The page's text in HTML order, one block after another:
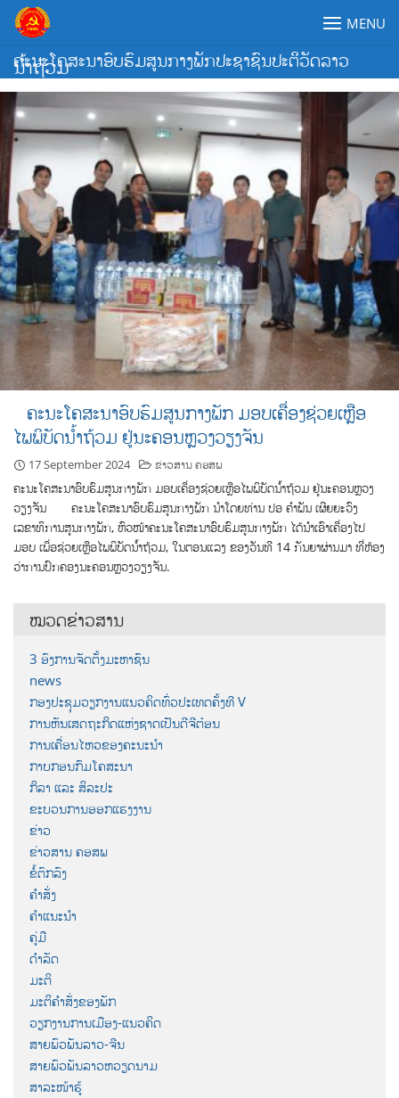
Skip
content
ຄະນະໂຄສະນາອົບຮົມສູນກາງພັກປະຊາຊົນປະຕິວັດລາວ
MENU
ນ້ຳຖ້ວມ
ຄະນະໂຄສະນາອົບຮົມສູນກາງພັກ ມອບເຄື່ອງຊ່ວຍເຫຼືອ
ໄພພິບັດນໍ້າຖ້ວມ ຢູ່ນະຄອນຫຼວງວຽງຈັນ
17 September 2024 ຂ່າວສານ ຄອສພ
ຄະນະໂຄສະນາອົບຮົມສູນກາງພັກ ມອບເຄື່ອງຊ່ວຍເຫຼືອໄພພິບັດນໍ້າຖ້ວມ ຢູ່ນະຄອນຫຼວງ
ວຽງຈັນ ຄະນະໂຄສະນາອົບຮົມສູນກາງພັກ ນໍາໂດຍທ່ານ ປອ ຄໍາພັນ ເຜີຍຍະວົງ
ເລຂາທິການສູນກາງພັກ, ຫົວໜ້າຄະນະໂຄສະນາອົບຮົມສູນກາງພັກ ໄດ້ນໍາເອົາເຄື່ອງໄປ
ມອບ ເພື່ອຊ່ວຍເຫຼືອໄພພິບັດນໍ້າຖ້ວມ, ໃນຕອນແລງ ຂອງວັນທີ 14 ກັນຍາຜ່ານມາ ທີ່ຫ້ອງ
ວ່າການປົກຄອງນະຄອນຫຼວງວຽງຈັນ.
ໝວດຂ່າວສານ
3 ອົງການຈັດຕັ້ງມະຫາຊົນ
news
ກອງປະຊຸມວຽກງານແນວຄິດທົ່ວປະເທດຄັ້ງທີ V
ການຫັນເສດຖະກິດແຫ່ງຊາດເປັນດີຈີຕ໋ອນ
ການເຄື່ອນໄຫວຂອງຄະນະນຳ
ກາບກອນກົມໂຄສະນາ
ກິລາ ແລະ ສິລະປະ
ຂະບວນການອອກແຮງງານ
ຂ່າວ
ຂ່າວສານ ຄອສພ
ຂໍ້ຕົກລົງ
ຄຳສັ່ງ
ຄຳແນະນຳ
ຄູ່ມື
ດຳລັດ
ມະຕິ
ມະຕິຄຳສັ່ງຂອງພັກ
ວຽກງານການເມືອງ-ແນວຄິດ
ສາຍພົວພັນລາວ-ຈີນ
ສາຍພົວພັນລາວຫວຽດນາມ
ສາລະໜ້າຮູ້